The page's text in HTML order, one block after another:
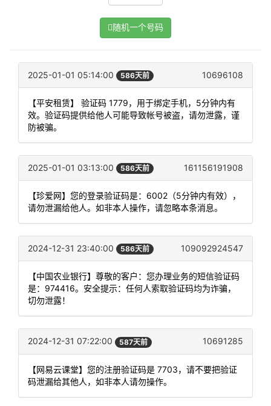
随机一个号码
2025-01-01 05:14:00 586天前 10696108
【平安租赁】 验证码 1779，用于绑定手机，5分钟内有
效。验证码提供给他人可能导致帐号被盗，请勿泄露，谨
防被骗。
2025-01-01 03:13:00 586天前 161156191908
【珍爱网】您的登录验证码是：6002（5分钟内有效），
请勿泄漏给他人。如非本人操作，请忽略本条消息。
2024-12-31 23:40:00 586天前 109092924547
【中国农业银行】尊敬的客户：您办理业务的短信验证码
是：974416。安全提示：任何人索取验证码均为诈骗，
切勿泄露！
2024-12-31 07:22:00 587天前 10691285
【网易云课堂】您的注册验证码是 7703，请不要把验证
码泄漏给其他人，如非本人请勿操作。